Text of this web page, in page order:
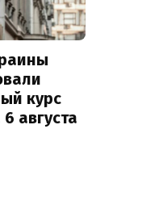
курс
августа